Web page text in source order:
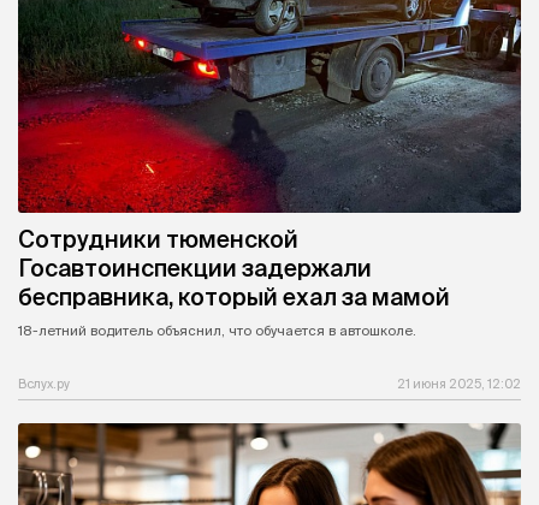
Сотрудники тюменской
Госавтоинспекции задержали
бесправника, который ехал за мамой
18-летний водитель объяснил, что обучается в автошколе.
Вслух.ру 21 июня 2025, 12:02